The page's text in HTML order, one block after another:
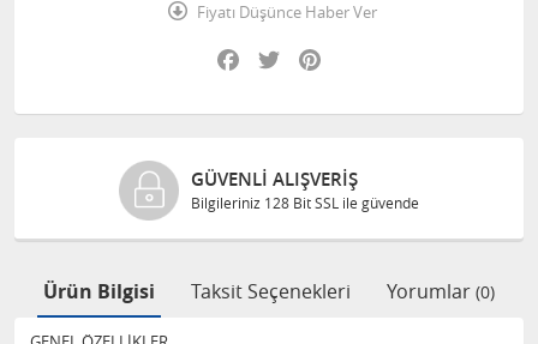
Fiyatı Düşünce Haber Ver
Facebook
Twitter
ORJINAL ÜRÜNLER
Ürünlerimiz %100 orjinaldir.
Ürün Bilgisi Taksit Seçenekleri Yorumlar (0)